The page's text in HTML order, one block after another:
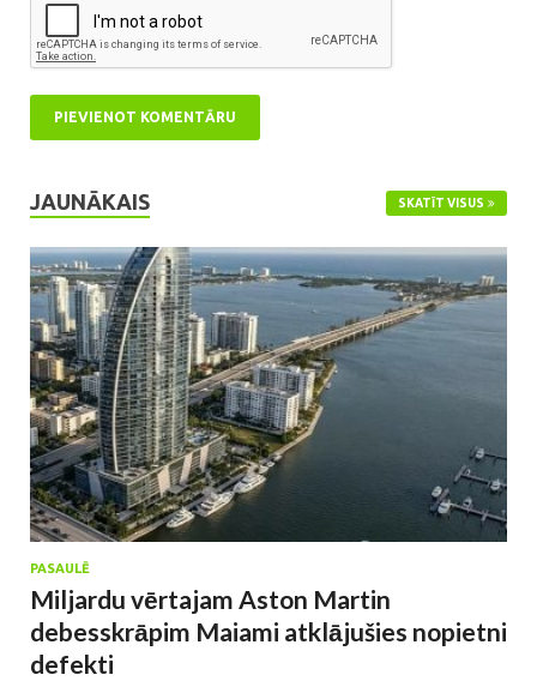
JAUNĀKAIS SKATĪT VISUS
PASAULĒ
Miljardu vērtajam Aston Martin
debesskrāpim Maiami atklājušies nopietni
defekti